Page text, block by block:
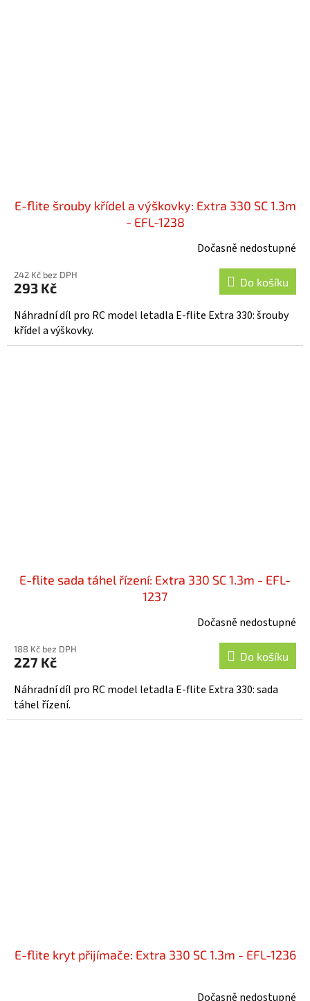
E-flite šrouby křídel a výškovky: Extra 330 SC 1.3m
- EFL-1238
Dočasně nedostupné
242 Kč bez DPH
293 Kč Do košíku
Náhradní díl pro RC model letadla E-flite Extra 330: šrouby
křídel a výškovky.
E-flite sada táhel řízení: Extra 330 SC 1.3m - EFL-
1237
Dočasně nedostupné
188 Kč bez DPH
227 Kč Do košíku
Náhradní díl pro RC model letadla E-flite Extra 330: sada
táhel řízení.
E-flite kryt přijímače: Extra 330 SC 1.3m - EFL-1236
Dočasně nedostupné